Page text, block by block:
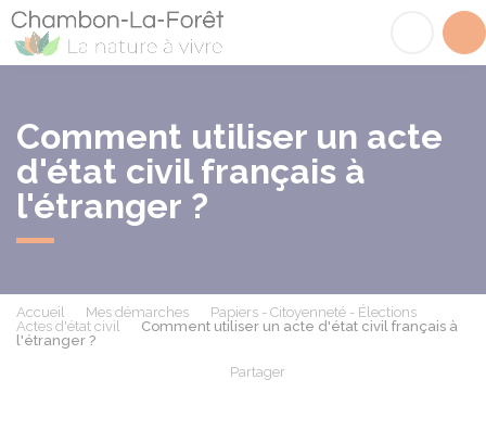
Comment utiliser un acte
d'état civil français à
l'étranger ?
Accueil Mes démarches
Papiers - Citoyenneté - Élections
Actes d'état civil
Comment utiliser un acte d'état civil français à
l'étranger ?
Partager